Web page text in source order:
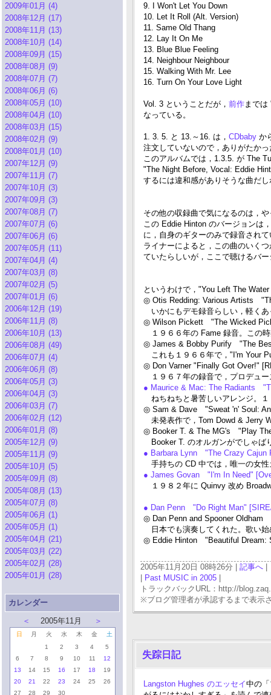
2009年01月 (4)
2008年12月 (17)
2008年11月 (13)
2008年10月 (14)
2008年09月 (15)
2008年08月 (9)
2008年07月 (7)
2008年06月 (6)
2008年05月 (10)
2008年04月 (10)
2008年03月 (15)
2008年02月 (9)
2008年01月 (10)
2007年12月 (9)
2007年11月 (7)
2007年10月 (3)
2007年09月 (3)
2007年08月 (7)
2007年07月 (6)
2007年06月 (6)
2007年05月 (11)
2007年04月 (4)
2007年03月 (8)
2007年02月 (5)
2007年01月 (6)
2006年12月 (19)
2006年11月 (8)
2006年10月 (13)
2006年08月 (49)
2006年07月 (4)
2006年06月 (8)
2006年05月 (3)
2006年04月 (3)
2006年03月 (7)
2006年02月 (12)
2006年01月 (8)
2005年12月 (9)
2005年11月 (9)
2005年10月 (5)
2005年09月 (8)
2005年08月 (13)
2005年07月 (8)
2005年06月 (1)
2005年05月 (1)
2005年04月 (21)
2005年03月 (22)
2005年02月 (28)
2005年01月 (28)
カレンダー
＜
2005年11月 ＞
日 月 火 水 木 金
土
1
2 3 4
5
6
7 8 9 10 11
12
13
14 15 16 17 18
19
20
21 22 23 24 25
26
27
28 29 30
9. I Won't Let You Down
10. Let It Roll (Alt. Version)
11. Same Old Thang
12. Lay It On Me
13. Blue Blue Feeling
14. Neighbour Neighbour
15. Walking With Mr. Lee
16. Turn On Your Love Light
Vol. 3 ということだが， 前作まで
なっている。
1. 3. 5. と 13.～16. は， CDbaby か
注文していないので，ありがたかっ
このアルバムでは，1.3.5. が The
"The Night Before, Vocal: Eddie
するには違和感がありそうな曲だ
その他の収録曲で気になるのは，
この Eddie Hinton のバージョンは
に，自身のギターのみで録音され
ライナーによると，この曲のいく
ていたらしいが，ここで聴けるバ
というわけで，"You Left The
◎ Otis Redding: Various Artists
いかにもデモ録音らしい，軽く
◎ Wilson Pickett "The Wicked
１９６６年の Fame 録音。この
◎ James & Bobby Purify "The
これも１９６６年で，"I'm Your
◎ Don Varner "Finally Got Over!"
１９６７年の録音で，プロデュ
● Maurice & Mac: The Radiants
ねちねちと暑苦しいアレンジ。
◎ Sam & Dave "Sweat 'n' Soul:
未発表作で，Tom Dowd & Jerry
◎ Booker T. & The MG's "Play
Booker T. のオルガンがでしゃば
● Barbara Lynn "The Crazy
手持ちの CD 中では，唯一の女
● James Govan "I'm In Need"
１９８２年に Quinvy 改め
● Dan Penn "Do Right Man"
◎ Dan Penn and Spooner
日本でも演奏してくれた。歌い
◎ Eddie Hinton "Beautiful Dream:
2005年11月20日 08時26分 | 記事へ
Past MUSIC in 2005
トラックバックURL：http://
※ブログ管理者が承認するまで表示
失踪日記
Langston Hughes のエッセイ中の